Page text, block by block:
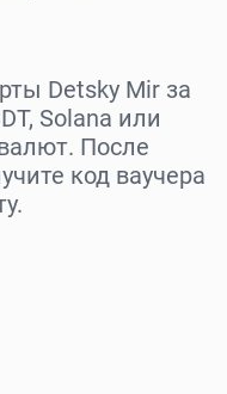
Detsky Mir за
Solana или
После
код ваучера